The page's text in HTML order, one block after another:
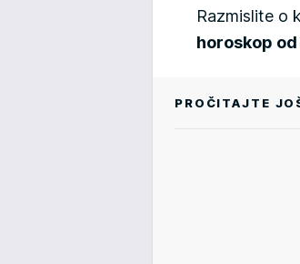
Razmislite o
horoskop
PROČITAJTE